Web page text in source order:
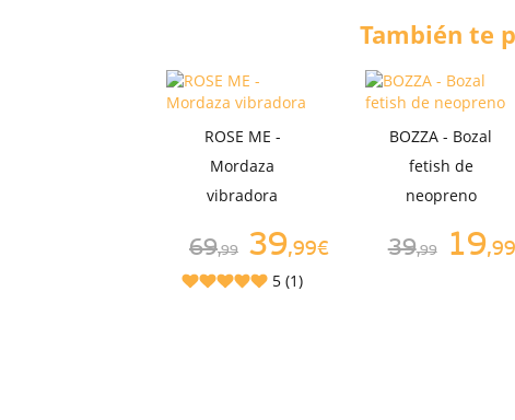
También te
ROSE ME -
Mordaza
vibradora
69,99 39,99€
5 (1)
BOZZA - Bozal
fetish de
neopreno
39,99 19